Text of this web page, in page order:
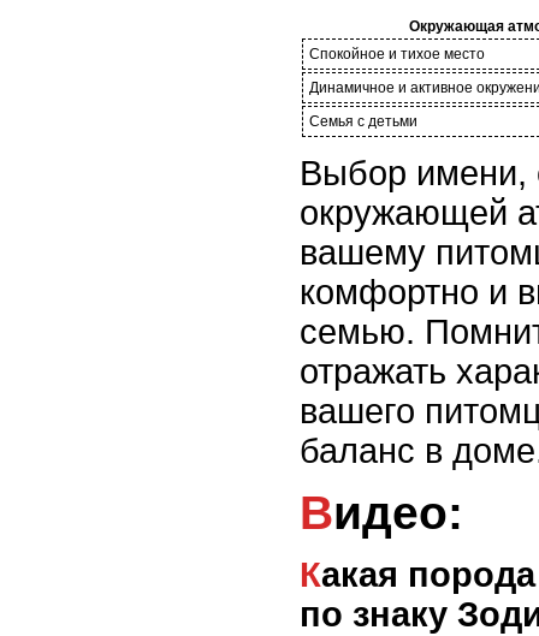
Окружающая
Спокойное и тихое место
Динамичное и активное
Семья с детьми
Выбор имени,
окружающей
вашему
комфортно и
семью.
отражать
вашего
баланс в
Видео:
Какая порода кошек подходит вам
по знаку